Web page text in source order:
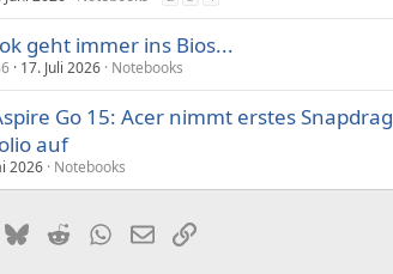
geht immer ins Bios...
17. Juli 2026 Notebooks
Go 15: Acer nimmt erstes
auf
2026 Notebooks
(Twitter)
BlueskyRedditWhatsApp
E-MailLink